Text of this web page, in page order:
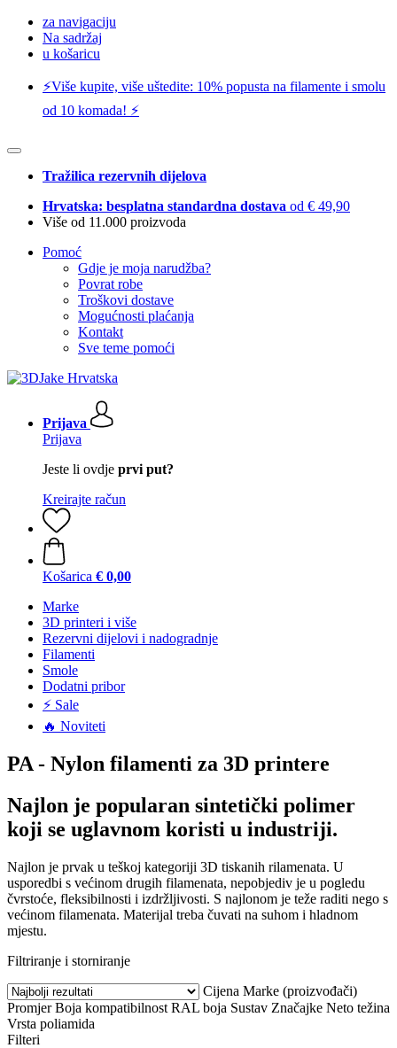
za navigaciju
Na sadržaj
u košaricu
⚡️Više kupite, više uštedite: 10% popusta na filamente i smolu
od 10 komada! ⚡️
Tražilica rezervnih dijelova
Hrvatska: besplatna standardna dostava od € 49,90
Više od 11.000 proizvoda
Pomoć
Gdje je moja narudžba?
Povrat robe
Troškovi dostave
Mogućnosti plaćanja
Kontakt
Sve teme pomoći
Prijava
Prijava
Jeste li ovdje prvi put?
Kreirajte račun
Košarica € 0,00
Marke
3D printeri i više
Rezervni dijelovi i nadogradnje
Filamenti
Smole
Dodatni pribor
⚡ Sale
🔥 Noviteti
PA - Nylon filamenti za 3D printere
Najlon je popularan sintetički polimer
koji se uglavnom koristi u industriji.
Najlon je prvak u teškoj kategoriji 3D tiskanih rilamenata. U
usporedbi s većinom drugih filamenata, nepobjediv je u pogledu
čvrstoće, fleksibilnosti i izdržljivosti. S najlonom je teže raditi nego s
većinom filamenata. Materijal treba čuvati na suhom i hladnom
mjestu.
Filtriranje i storniranje
Cijena Marke (proizvođači)
Promjer Boja kompatibilnost RAL boja Sustav Značajke Neto težina
Vrsta poliamida
Filteri